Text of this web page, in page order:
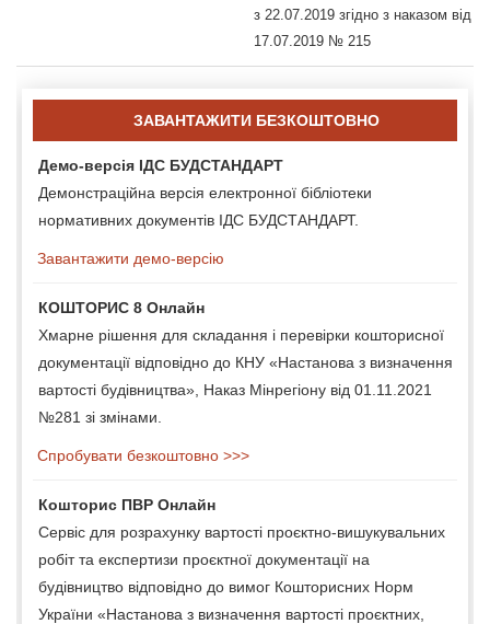
з 22.07.2019 згідно з наказом від
17.07.2019 № 215
ЗАВАНТАЖИТИ БЕЗКОШТОВНО
Демо-версія ІДС БУДСТАНДАРТ
Демонстраційна версія електронної бібліотеки
нормативних документів ІДС БУДСТАНДАРТ.
Завантажити демо-версію
КОШТОРИС 8 Онлайн
Хмарне рішення для складання і перевірки кошторисної
документації відповідно до КНУ «Настанова з визначення
вартості будівництва», Наказ Мінрегіону від 01.11.2021
№281 зі змінами.
Спробувати безкоштовно >>>
Кошторис ПВР Онлайн
Сервіс для розрахунку вартості проєктно-вишукувальних
робіт та експертизи проєктної документації на
будівництво відповідно до вимог Кошторисних Норм
України «Настанова з визначення вартості проєктних,